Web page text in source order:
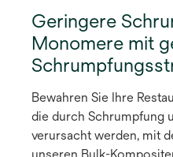
Geringere
Monomere mit
Bewahren Sie Ihre
die durch Schrumpfung
verursacht werden, mit
unseren Bulk-